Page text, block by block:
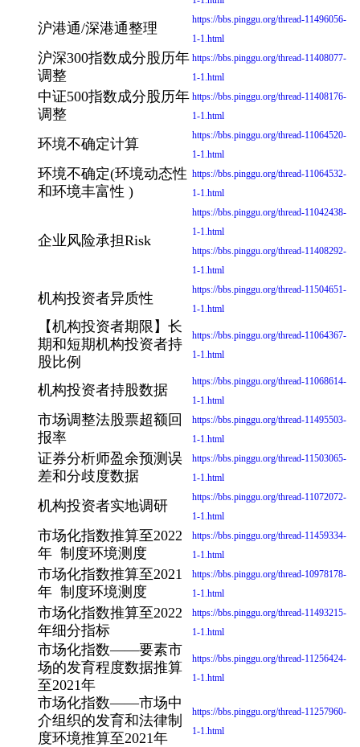
沪港通/深港通整理
https://bbs.pinggu.org/thread-11496056-
1-1.html
沪深300指数成分股历年
调整
https://bbs.pinggu.org/thread-11408077-
1-1.html
中证500指数成分股历年
调整
https://bbs.pinggu.org/thread-11408176-
1-1.html
环境不确定计算
https://bbs.pinggu.org/thread-11064520-
1-1.html
环境不确定(环境动态性
和环境丰富性 )
https://bbs.pinggu.org/thread-11064532-
1-1.html
企业风险承担Risk
https://bbs.pinggu.org/thread-11042438-
1-1.html
https://bbs.pinggu.org/thread-11408292-
1-1.html
机构投资者异质性
https://bbs.pinggu.org/thread-11504651-
1-1.html
【机构投资者期限】长
期和短期机构投资者持
股比例
https://bbs.pinggu.org/thread-11064367-
1-1.html
机构投资者持股数据
https://bbs.pinggu.org/thread-11068614-
1-1.html
市场调整法股票超额回
报率
https://bbs.pinggu.org/thread-11495503-
1-1.html
证券分析师盈余预测误
差和分歧度数据
https://bbs.pinggu.org/thread-11503065-
1-1.html
机构投资者实地调研
https://bbs.pinggu.org/thread-11072072-
1-1.html
市场化指数推算至2022
年 制度环境测度
https://bbs.pinggu.org/thread-11459334-
1-1.html
市场化指数推算至2021
年 制度环境测度
https://bbs.pinggu.org/thread-10978178-
1-1.html
市场化指数推算至2022
年细分指标
https://bbs.pinggu.org/thread-11493215-
1-1.html
市场化指数——要素市
场的发育程度数据推算
至2021年
https://bbs.pinggu.org/thread-11256424-
1-1.html
市场化指数——市场中
介组织的发育和法律制
度环境推算至2021年
https://bbs.pinggu.org/thread-11257960-
1-1.html